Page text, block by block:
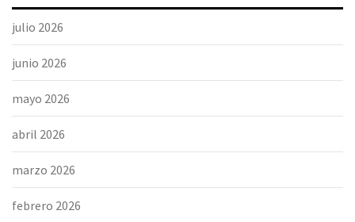
julio 2026
junio 2026
mayo 2026
abril 2026
marzo 2026
febrero 2026